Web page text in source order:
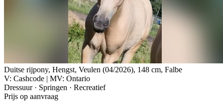
Duitse rijpony, Hengst, Veulen (04/2026), 148 cm, Falbe
V: Cashcode | MV: Ontario
Dressuur · Springen · Recreatief
Prijs op aanvraag